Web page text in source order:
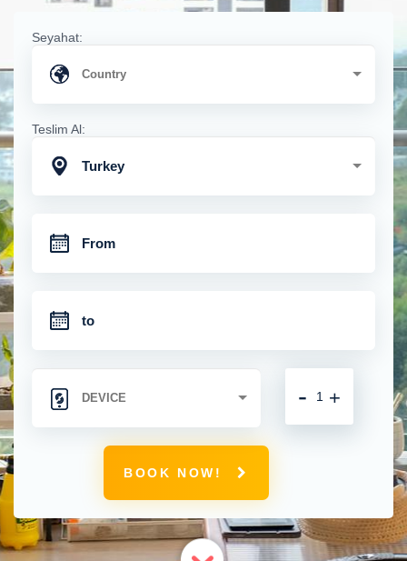
Seyahat:
Teslim Al:
Turkey
+
-
BOOK NOW!